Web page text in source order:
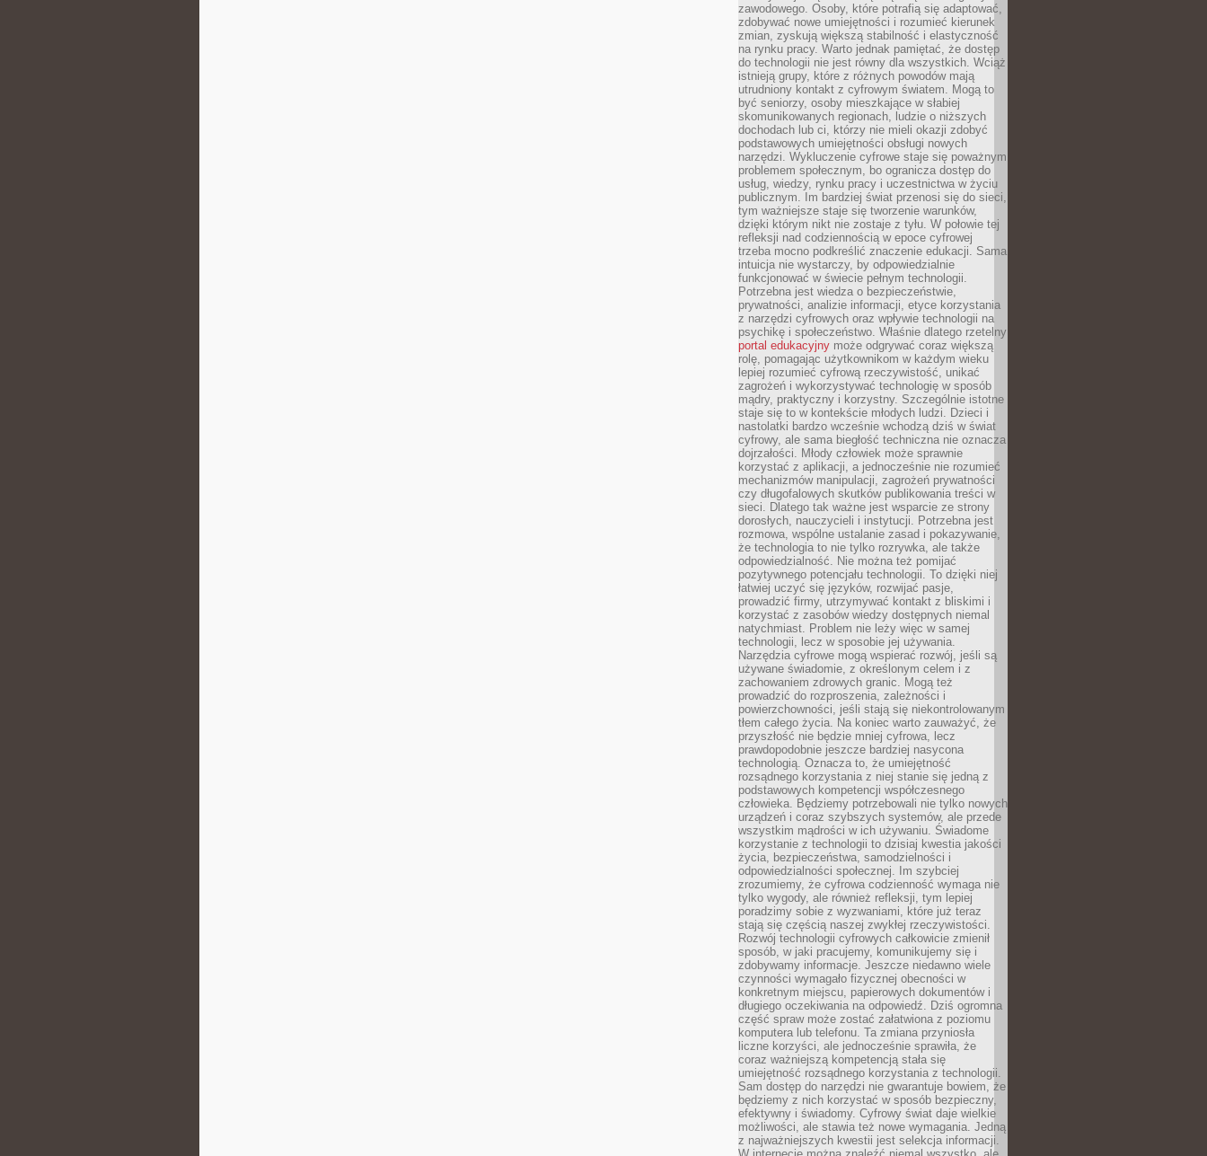
zawodowego. Osoby, które potrafią się adaptować,
zdobywać nowe umiejętności i rozumieć kierunek
zmian, zyskują większą stabilność i elastyczność
na rynku pracy. Warto jednak pamiętać, że dostęp
do technologii nie jest równy dla wszystkich. Wciąż
istnieją grupy, które z różnych powodów mają
utrudniony kontakt z cyfrowym światem. Mogą to
być seniorzy, osoby mieszkające w słabiej
skomunikowanych regionach, ludzie o niższych
dochodach lub ci, którzy nie mieli okazji zdobyć
podstawowych umiejętności obsługi nowych
narzędzi. Wykluczenie cyfrowe staje się poważnym
problemem społecznym, bo ogranicza dostęp do
usług, wiedzy, rynku pracy i uczestnictwa w życiu
publicznym. Im bardziej świat przenosi się do sieci,
tym ważniejsze staje się tworzenie warunków,
dzięki którym nikt nie zostaje z tyłu. W połowie tej
refleksji nad codziennością w epoce cyfrowej
trzeba mocno podkreślić znaczenie edukacji. Sama
intuicja nie wystarczy, by odpowiedzialnie
funkcjonować w świecie pełnym technologii.
Potrzebna jest wiedza o bezpieczeństwie,
prywatności, analizie informacji, etyce korzystania
z narzędzi cyfrowych oraz wpływie technologii na
psychikę i społeczeństwo. Właśnie dlatego rzetelny
portal edukacyjny może odgrywać coraz większą
rolę, pomagając użytkownikom w każdym wieku
lepiej rozumieć cyfrową rzeczywistość, unikać
zagrożeń i wykorzystywać technologię w sposób
mądry, praktyczny i korzystny. Szczególnie istotne
staje się to w kontekście młodych ludzi. Dzieci i
nastolatki bardzo wcześnie wchodzą dziś w świat
cyfrowy, ale sama biegłość techniczna nie oznacza
dojrzałości. Młody człowiek może sprawnie
korzystać z aplikacji, a jednocześnie nie rozumieć
mechanizmów manipulacji, zagrożeń prywatności
czy długofalowych skutków publikowania treści w
sieci. Dlatego tak ważne jest wsparcie ze strony
dorosłych, nauczycieli i instytucji. Potrzebna jest
rozmowa, wspólne ustalanie zasad i pokazywanie,
że technologia to nie tylko rozrywka, ale także
odpowiedzialność. Nie można też pomijać
pozytywnego potencjału technologii. To dzięki niej
łatwiej uczyć się języków, rozwijać pasje,
prowadzić firmy, utrzymywać kontakt z bliskimi i
korzystać z zasobów wiedzy dostępnych niemal
natychmiast. Problem nie leży więc w samej
technologii, lecz w sposobie jej używania.
Narzędzia cyfrowe mogą wspierać rozwój, jeśli są
używane świadomie, z określonym celem i z
zachowaniem zdrowych granic. Mogą też
prowadzić do rozproszenia, zależności i
powierzchowności, jeśli stają się niekontrolowanym
tłem całego życia. Na koniec warto zauważyć, że
przyszłość nie będzie mniej cyfrowa, lecz
prawdopodobnie jeszcze bardziej nasycona
technologią. Oznacza to, że umiejętność
rozsądnego korzystania z niej stanie się jedną z
podstawowych kompetencji współczesnego
człowieka. Będziemy potrzebowali nie tylko nowych
urządzeń i coraz szybszych systemów, ale przede
wszystkim mądrości w ich używaniu. Świadome
korzystanie z technologii to dzisiaj kwestia jakości
życia, bezpieczeństwa, samodzielności i
odpowiedzialności społecznej. Im szybciej
zrozumiemy, że cyfrowa codzienność wymaga nie
tylko wygody, ale również refleksji, tym lepiej
poradzimy sobie z wyzwaniami, które już teraz
stają się częścią naszej zwykłej rzeczywistości.
Rozwój technologii cyfrowych całkowicie zmienił
sposób, w jaki pracujemy, komunikujemy się i
zdobywamy informacje. Jeszcze niedawno wiele
czynności wymagało fizycznej obecności w
konkretnym miejscu, papierowych dokumentów i
długiego oczekiwania na odpowiedź. Dziś ogromna
część spraw może zostać załatwiona z poziomu
komputera lub telefonu. Ta zmiana przyniosła
liczne korzyści, ale jednocześnie sprawiła, że
coraz ważniejszą kompetencją stała się
umiejętność rozsądnego korzystania z technologii.
Sam dostęp do narzędzi nie gwarantuje bowiem, że
będziemy z nich korzystać w sposób bezpieczny,
efektywny i świadomy. Cyfrowy świat daje wielkie
możliwości, ale stawia też nowe wymagania. Jedną
z najważniejszych kwestii jest selekcja informacji.